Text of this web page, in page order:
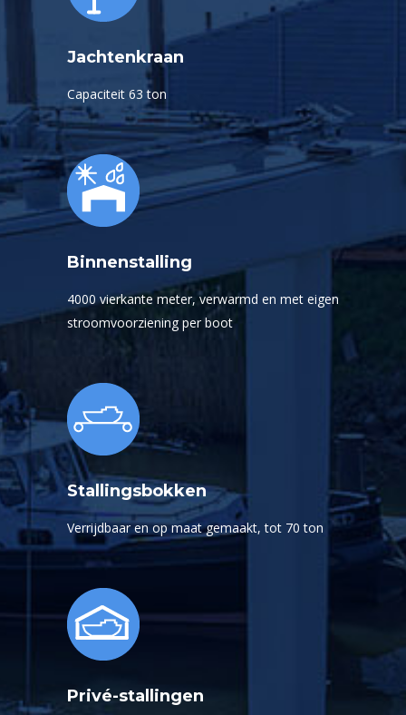
Jachtenkraan
Capaciteit 63 ton
Binnenstalling
4000 vierkante meter, verwarmd en met eigen
stroomvoorziening per boot
Stallingsbokken
Verrijdbaar en op maat gemaakt, tot 70 ton
Privé-stallingen